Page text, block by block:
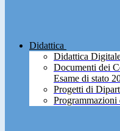
Didattica
Didattica
Documenti dei
Esame di stato
Progetti di